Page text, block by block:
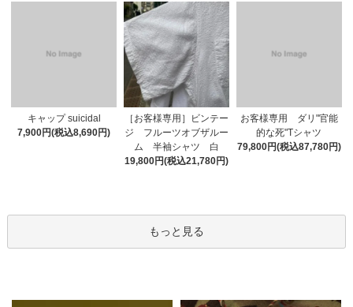
キャップ suicidal
7,900円(税込8,690円)
［お客様専用］ビンテー
ジ フルーツオブザルー
ム 半袖シャツ 白
19,800円(税込21,780円)
お客様専用 ダリ"官能
的な死"Tシャツ
79,800円(税込87,780円)
もっと見る